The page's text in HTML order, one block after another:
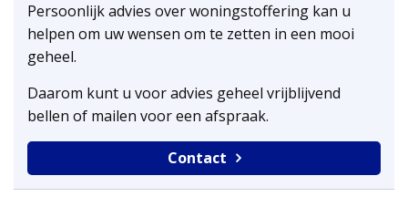
Persoonlijk advies over woningstoffering kan u
helpen om uw wensen om te zetten in een mooi
geheel.
Daarom kunt u voor advies geheel vrijblijvend
bellen of mailen voor een afspraak.
Contact